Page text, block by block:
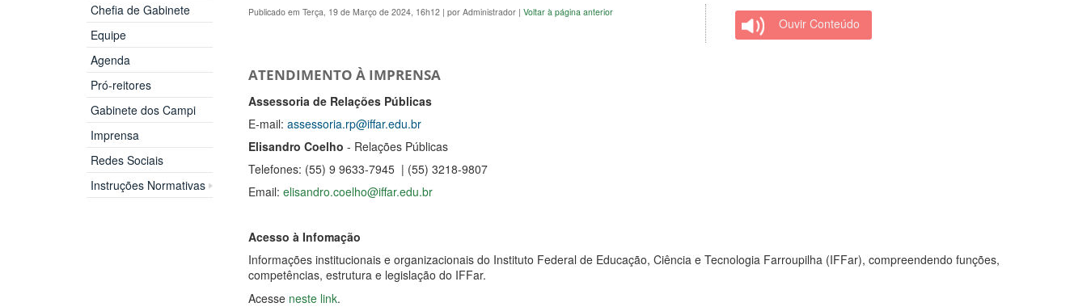
Chefia de Gabinete
Equipe
Agenda
Pró-reitores
Gabinete dos Campi
Imprensa
Redes Sociais
Instruções Normativas
Publicado em Terça, 19 de Março de 2024, 16h12 | por Administrador | Voltar à página anterior
Ouvir Conteúdo
ATENDIMENTO À IMPRENSA
Assessoria de Relações Públicas
E-mail: assessoria.rp@iffar.edu.br
Elisandro Coelho - Relações Públicas
Telefones: (55) 9 9633-7945 | (55) 3218-9807
Email: elisandro.coelho@iffar.edu.br
Acesso à Infomação
Informações institucionais e organizacionais do Instituto Federal de Educação, Ciência e Tecnologia Farroupilha (IFFar), compreendendo funções,
competências, estrutura e legislação do IFFar.
Acesse neste link.